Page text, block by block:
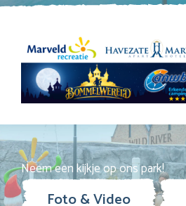
Neem een kijkje op ons park!
Foto & Video